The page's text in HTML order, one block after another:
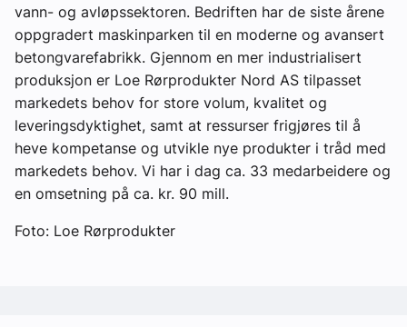
vann- og avløpssektoren. Bedriften har de siste årene
oppgradert maskinparken til en moderne og avansert
betongvarefabrikk. Gjennom en mer industrialisert
produksjon er Loe Rørprodukter Nord AS tilpasset
markedets behov for store volum, kvalitet og
leveringsdyktighet, samt at ressurser frigjøres til å
heve kompetanse og utvikle nye produkter i tråd med
markedets behov. Vi har i dag ca. 33 medarbeidere og
en omsetning på ca. kr. 90 mill.
Foto: Loe Rørprodukter